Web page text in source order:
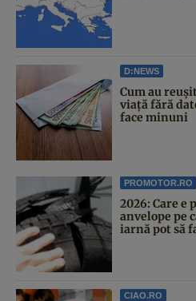
D:NEWS
Cum au
viață fără
face minuni
PROMOTOR.RO
2026: Care e
anvelope pe
iarnă pot să
CIAO.RO